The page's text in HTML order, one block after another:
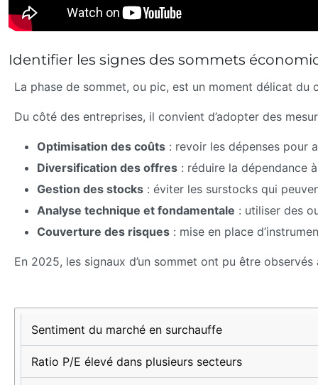
Identifier les signes des sommets
La phase de sommet, ou pic, est un moment délicat du
Du côté des entreprises, il convient d’adopter des
Optimisation des coûts : revoir les dépenses pour
Diversification des offres : réduire la dépendance
Gestion des stocks : éviter les surstocks qui
Analyse technique et fondamentale : utiliser des
Couverture des risques : mise en place
En 2025, les signaux d’un sommet ont pu être
Signes clés
du sommet
économique
Indicateurs
financiers
Actions
recommandées
Sentiment du marché en surchauffe
Ratio P/E élevé dans plusieurs secteurs